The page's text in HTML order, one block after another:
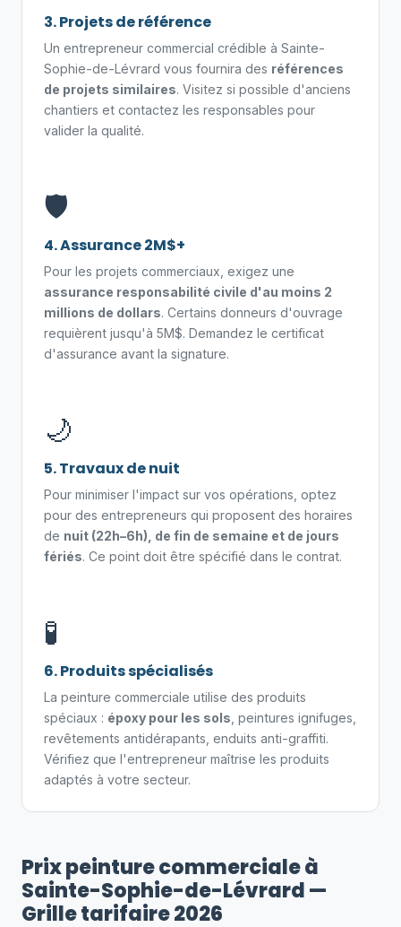
3. Projets de référence
Un entrepreneur commercial crédible à Sainte-
Sophie-de-Lévrard vous fournira des références
de projets similaires. Visitez si possible d'anciens
chantiers et contactez les responsables pour
valider la qualité.
🛡️
4. Assurance 2M$+
Pour les projets commerciaux, exigez une
assurance responsabilité civile d'au moins 2
millions de dollars. Certains donneurs d'ouvrage
requièrent jusqu'à 5M$. Demandez le certificat
d'assurance avant la signature.
🌙
5. Travaux de nuit
Pour minimiser l'impact sur vos opérations, optez
pour des entrepreneurs qui proposent des horaires
de nuit (22h–6h), de fin de semaine et de jours
fériés. Ce point doit être spécifié dans le contrat.
🧪
6. Produits spécialisés
La peinture commerciale utilise des produits
spéciaux : époxy pour les sols , peintures ignifuges,
revêtements antidérapants, enduits anti-graffiti.
Vérifiez que l'entrepreneur maîtrise les produits
adaptés à votre secteur.
Prix peinture commerciale à
Sainte-Sophie-de-Lévrard —
Grille tarifaire 2026